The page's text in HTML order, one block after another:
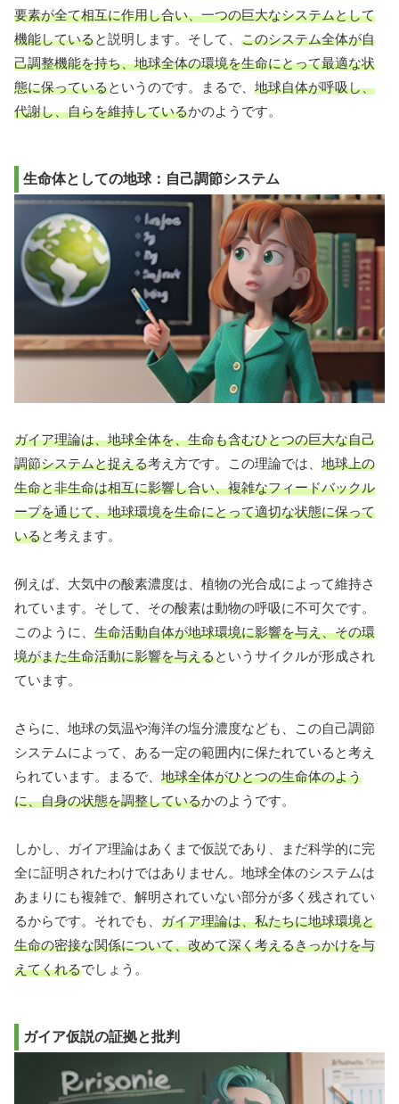
要素が全て相互に作用し合い、一つの巨大なシステムとして
機能していると説明します。そして、 このシステム全体が自
己調整機能を持ち、地球全体の環境を生命にとって最適な状
態に保っているというのです。まるで、 地球自体が呼吸し、
代謝し、自らを維持しているかのようです。
生命体としての地球：自己調節システム
ガイア理論は、地球全体を、生命も含むひとつの巨大な自己
調節システムと捉える考え方です。この理論では、 地球上の
生命と非生命は相互に影響し合い、複雑なフィードバックル
ープを通じて、地球環境を生命にとって適切な状態に保って
いると考えます。
例えば、大気中の酸素濃度は、植物の光合成によって維持さ
れています。そして、その酸素は動物の呼吸に不可欠です。
このように、 生命活動自体が地球環境に影響を与え、その環
境がまた生命活動に影響を与えるというサイクルが形成され
ています。
さらに、地球の気温や海洋の塩分濃度なども、この自己調節
システムによって、ある一定の範囲内に保たれていると考え
られています。まるで、 地球全体がひとつの生命体のよう
に、自身の状態を調整しているかのようです。
しかし、ガイア理論はあくまで仮説であり、まだ科学的に完
全に証明されたわけではありません。地球全体のシステムは
あまりにも複雑で、解明されていない部分が多く残されてい
るからです。それでも、 ガイア理論は、私たちに地球環境と
生命の密接な関係について、改めて深く考えるきっかけを与
えてくれるでしょう。
ガイア仮説の証拠と批判